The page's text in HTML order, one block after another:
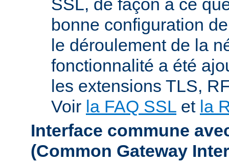
SSL, de façon à ce
bonne configuration
le déroulement de la
fonctionnalité a été
les extensions TLS,
Voir la FAQ SSL et la
Interface commune
(Common Gateway